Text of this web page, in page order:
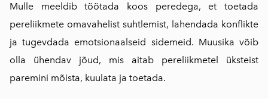
Mulle meeldib töötada koos peredega, et toetada
pereliikmete omavahelist suhtlemist, lahendada konflikte
ja tugevdada emotsionaalseid sidemeid. Muusika võib
olla ühendav jõud, mis aitab pereliikmetel üksteist
paremini mõista, kuulata ja toetada.